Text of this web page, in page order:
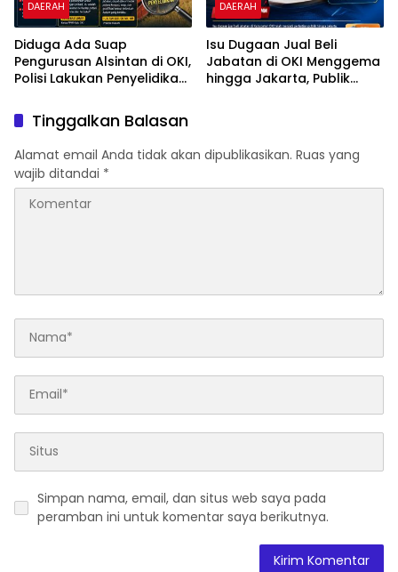
DAERAH
Diduga Ada Suap
Pengurusan Alsintan di OKI,
Polisi Lakukan Penyelidikan;
Bantuan Pertanian Jadi
Sorotan
DAERAH
Isu Dugaan Jual Beli
Jabatan di OKI Menggema
hingga Jakarta, Publik
Tinggalkan Balasan
Alamat email Anda tidak akan dipublikasikan. Ruas yang
wajib ditandai *
Simpan nama, email, dan situs web saya pada
peramban ini untuk komentar saya berikutnya.